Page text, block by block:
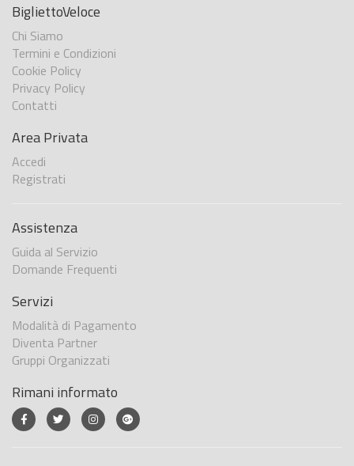
BigliettoVeloce
Chi Siamo
Termini e Condizioni
Cookie Policy
Privacy Policy
Contatti
Area Privata
Accedi
Registrati
Assistenza
Guida al Servizio
Domande Frequenti
Servizi
Modalità di Pagamento
Diventa Partner
Gruppi Organizzati
Rimani informato